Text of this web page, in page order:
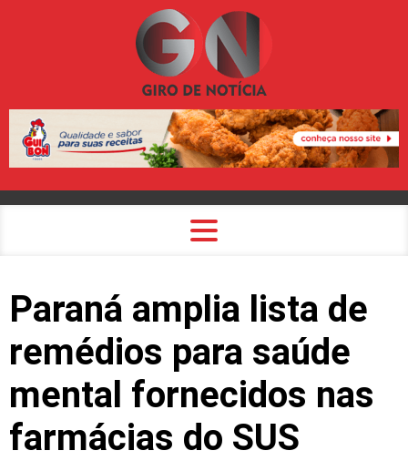
Paraná amplia lista de
remédios para saúde
mental fornecidos nas
farmácias do SUS